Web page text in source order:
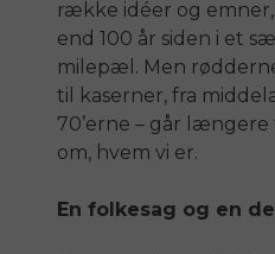
række idéer og
end 100 år siden i et
milepæl. Men
til kaserner, fra
70’erne – går
om, hvem vi er.
En folkesag og en